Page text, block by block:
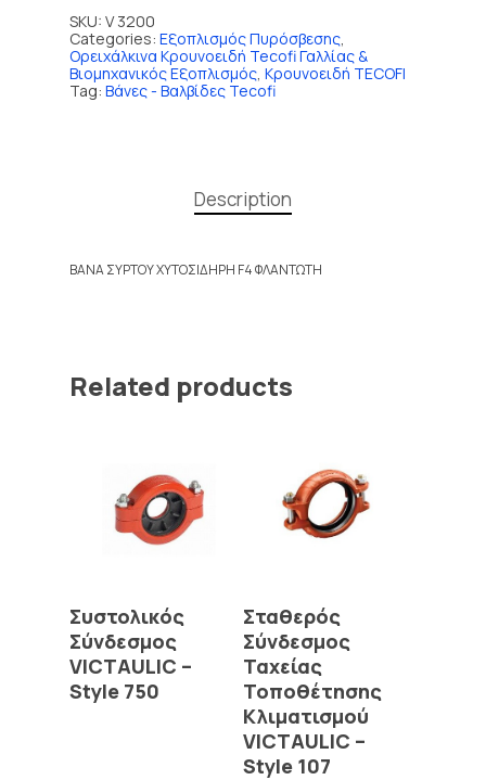
SKU: V 3200
Categories: Εξοπλισμός Πυρόσβεσης,
Ορειχάλκινα Κρουνοειδή Tecofi Γαλλίας &
Βιομηχανικός Εξοπλισμός, Κρουνοειδή TECOFI
Tag: Βάνες - Βαλβίδες Tecofi
Description
ΒΑΝΑ ΣΥΡΤΟΥ ΧΥΤΟΣΙΔΗΡΗ F4 ΦΛΑΝΤΩΤΗ
Related products
Συστολικός
Σύνδεσμος
VICTAULIC –
Style 750
Read More
Σταθερός
Σύνδεσμος
Ταχείας
Τοποθέτησης
Κλιματισμού
VICTAULIC –
Style 107